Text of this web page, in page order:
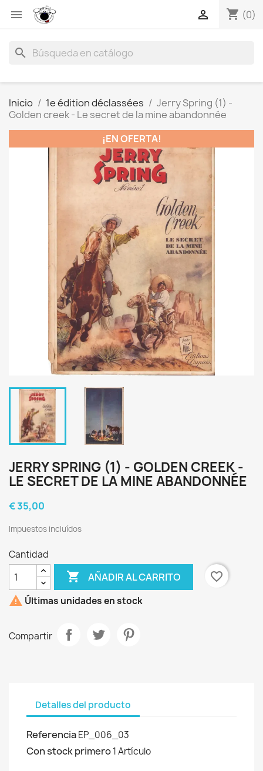
 shopping_cart (0)

search
Inicio 1e édition déclassées
Jerry Spring (1) -
Golden creek - Le secret de la mine abandonnée
¡EN OFERTA!
JERRY SPRING (1) - GOLDEN CREEK -
LE SECRET DE LA MINE ABANDONNÉE
€ 35,00
Impuestos incluídos
Cantidad
 AÑADIR AL CARRITO
favorite_border
 Últimas unidades en stock
Compartir
Detalles del producto
ReferenciaEP_006_03
Con stock primero1 Artículo